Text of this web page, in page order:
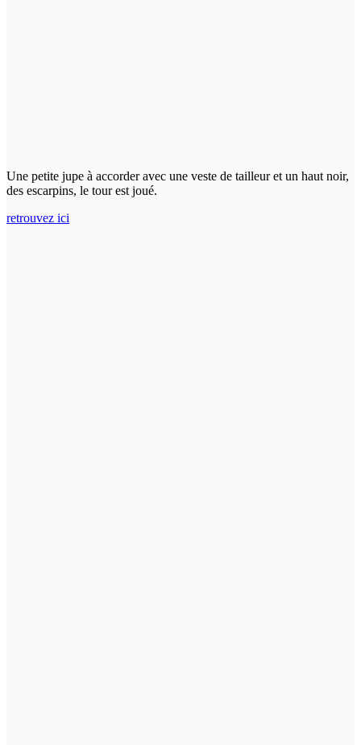
Une petite jupe à accorder avec une veste de tailleur et un haut noir,
des escarpins, le tour est joué.
retrouvez ici